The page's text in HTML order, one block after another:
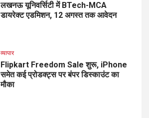
लखनऊ यूनिवर्सिटी में BTech-MCA
डायरेक्ट एडमिशन, 12 अगस्त तक आवेदन
व्यापार
Flipkart Freedom Sale शुरू, iPhone
समेत कई प्रोडक्ट्स पर बंपर डिस्काउंट का
मौका